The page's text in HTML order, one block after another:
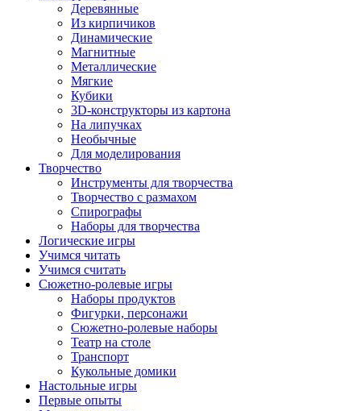
Деревянные
Из кирпичиков
Динамические
Магнитные
Металлические
Мягкие
Кубики
3D-конструкторы из картона
На липучках
Необычные
Для моделирования
Творчество
Инструменты для творчества
Творчество с размахом
Спирографы
Наборы для творчества
Логические игры
Учимся читать
Учимся считать
Сюжетно-ролевые игры
Наборы продуктов
Фигурки, персонажи
Сюжетно-ролевые наборы
Театр на столе
Транспорт
Кукольные домики
Настольные игры
Первые опыты